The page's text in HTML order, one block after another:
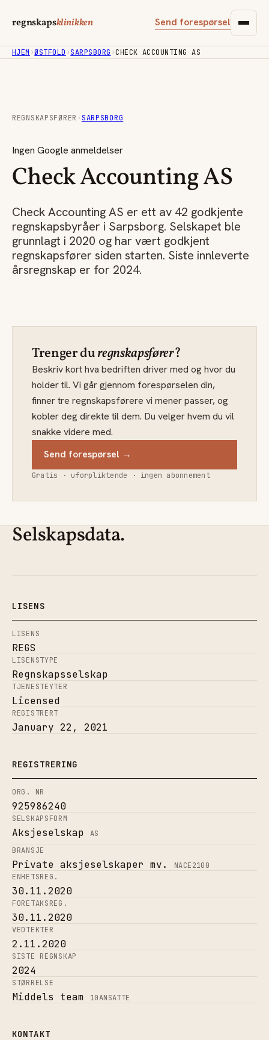
regnskapsklinikken Send forespørsel
HJEM ›ØSTFOLD ›SARPSBORG ›CHECK ACCOUNTING AS
REGNSKAPSFØRER · SARPSBORG
Ingen Google anmeldelser
Check Accounting AS
Check Accounting AS er ett av 42 godkjente
regnskapsbyråer i Sarpsborg. Selskapet ble
grunnlagt i 2020 og har vært godkjent
regnskapsfører siden starten. Siste innleverte
årsregnskap er for 2024.
Trenger duregnskapsfører?
Beskriv kort hva bedriften driver med og hvor du
holder til. Vi går gjennom forespørselen din,
finner tre regnskapsførere vi mener passer, og
kobler deg direkte til dem. Du velger hvem du vil
snakke videre med.
Send forespørsel →
Gratis · uforpliktende · ingen abonnement
Selskapsdata.
LISENS
LISENS
REGS
LISENSTYPE
Regnskapsselskap
TJENESTEYTER
Licensed
REGISTRERT
January 22, 2021
REGISTRERING
ORG. NR
925986240
SELSKAPSFORM
Aksjeselskap
AS
BRANSJE
Private aksjeselskaper mv. NACE2100
ENHETSREG.
30.11.2020
FORETAKSREG.
30.11.2020
VEDTEKTER
2.11.2020
SISTE REGNSKAP
2024
STØRRELSE
Middels team 10ANSATTE
KONTAKT